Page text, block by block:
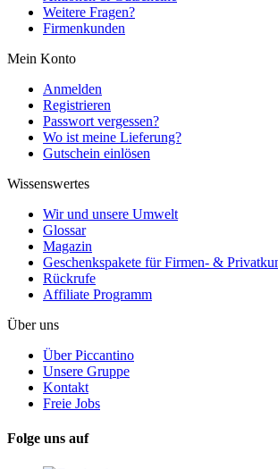
Weitere Fragen?
Firmenkunden
Mein Konto
Anmelden
Registrieren
Passwort vergessen?
Wo ist meine Lieferung?
Gutschein einlösen
Wissenswertes
Wir und unsere Umwelt
Glossar
Magazin
Geschenkspakete für Firmen- &
Rückrufe
Affiliate Programm
Über uns
Über Piccantino
Unsere Gruppe
Kontakt
Freie Jobs
Folge uns auf